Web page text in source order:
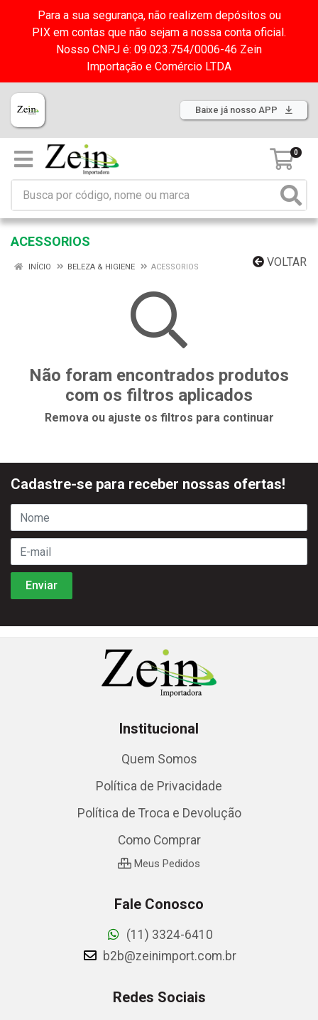
Para a sua segurança, não realizem depósitos ou
PIX em contas que não sejam a nossa conta oficial.
Nosso CNPJ é: 09.023.754/0006-46 Zein
Importação e Comércio LTDA
Baixe já nosso APP
0
ACESSORIOS
VOLTAR
INÍCIO BELEZA & HIGIENE ACESSORIOS
Não foram encontrados produtos
com os filtros aplicados
Remova ou ajuste os filtros para continuar
Cadastre-se para receber nossas ofertas!
Institucional
Quem Somos
Política de Privacidade
Política de Troca e Devolução
Como Comprar
Meus Pedidos
Fale Conosco
(11) 3324-6410
b2b@zeinimport.com.br
Redes Sociais